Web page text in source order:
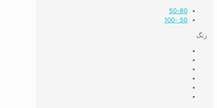
50-80
50 -100
رنگ